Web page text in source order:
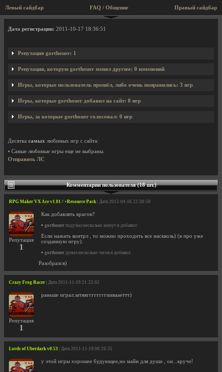
Левый сайдбар Правый сайдбар
FAQ / Общение
Профиль пользователя gorthouer
Дата регистрации: 2011-10-17 18:36:51
Репутация gorthouer: 1
Репутация, которую gorthouer менял другим: 0 изменений
Игры, которые пользователь прошёл, либо очень понравились: 3 игр
Игры, которые gorthouer добавил на сайт: 0 игр
Игры, за которые gorthouer голосовал: 0 игр
Десятка самых любимых игр с сайта:
• Самые любимые игры еще не выбраны.
Отправить ЛС
Комментарии пользователя (18 шт.)
RPG Maker VX Ace v1.01 / +Resource Pack | Дата 2012-04-16 22:38:59
Репутация
1
Как добавлять врагов?
• gorthouer подумал несколько минут и добавил:
Если нажать контрл , то можно проходить все насквозь) (я про уже
созданную игру).
• gorthouer думал несколько часов и добавил:
Разобрался)
Crazy Frog Racer | Дата 2011-11-19 21:23:02
Репутация
1
раньше играл.затяяггггггггиивааеттт)
Lords of Uberdark v0.53 | Дата 2011-11-19 00:26:25
у этой игры хорошее будующее,но майн для души , он...круче!